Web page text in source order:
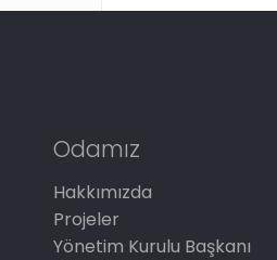
Odamız
Hakkımızda
Projeler
Yönetim Kurulu Başkanı